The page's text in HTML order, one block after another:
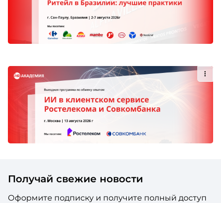
Получай свежие новости
Оформите подписку и получите полный доступ